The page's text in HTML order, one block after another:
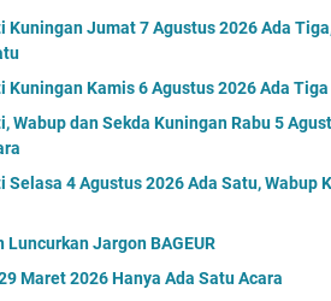
Kuningan Jumat 7 Agustus 2026 Ada
Kuningan Kamis 6 Agustus 2026 Ada Tiga
Wabup dan Sekda Kuningan Rabu 5
4 Agustus 2026 Ada Satu, Wabup
Jargon BAGEUR
Maret 2026 Hanya Ada Satu Acara